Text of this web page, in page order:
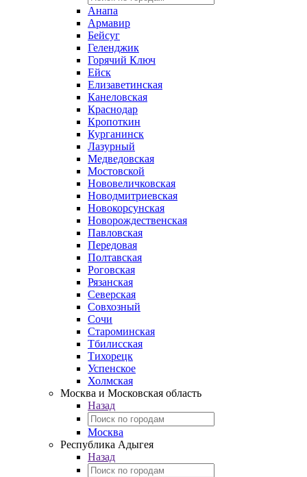
Анапа
Армавир
Бейсуг
Геленджик
Горячий Ключ
Ейск
Елизаветинская
Канеловская
Краснодар
Кропоткин
Курганинск
Лазурный
Медведовская
Мостовской
Нововеличковская
Новодмитриевская
Новокорсунская
Новорождественская
Павловская
Передовая
Полтавская
Роговская
Рязанская
Северская
Совхозный
Сочи
Староминская
Тбилисская
Тихорецк
Успенское
Холмская
Москва и Московская область
Назад
Москва
Республика Адыгея
Назад